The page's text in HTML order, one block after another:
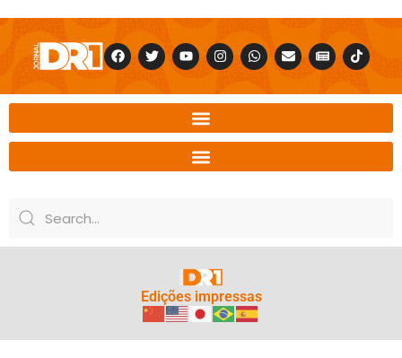
Edições impressas